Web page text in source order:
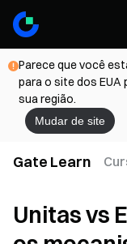
Parece que você
para o site dos
sua região.
Mudar de site
Gate Learn
Unitas vs